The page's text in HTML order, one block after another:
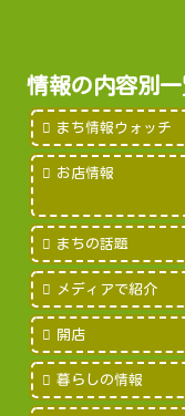
情報の内容別
まち情報ウォッチ
お店情報
まちの話題
メディアで紹介
開店
暮らしの情報